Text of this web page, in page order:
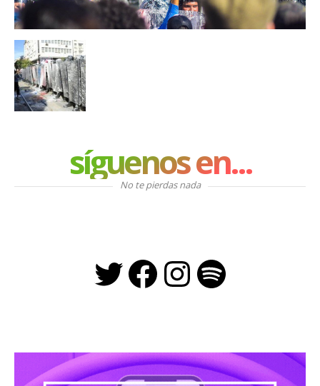
síguenos en...
No te pierdas nada
Twitter
Facebook
Spotify